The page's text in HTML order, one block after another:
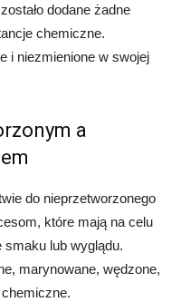
dodane żadne
chemiczne.
i niezmienione w swojej
a
do nieprzetworzonego
które mają na celu
smaku lub wyglądu.
marynowane, wędzone,